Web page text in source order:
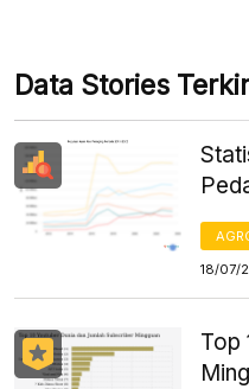
Data Stories
18/07/
Top